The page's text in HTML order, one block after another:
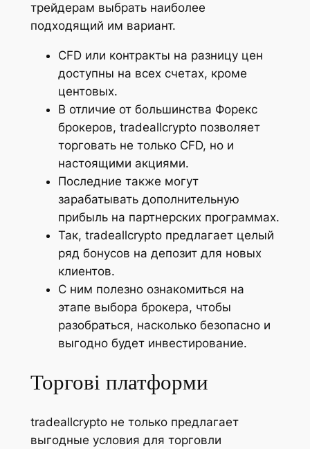
трейдерам выбрать наиболее
подходящий им вариант.
CFD или контракты на разницу цен
доступны на всех счетах, кроме
центовых.
В отличие от большинства Форекс
брокеров, tradeallcrypto позволяет
торговать не только CFD, но и
настоящими акциями.
Последние также могут
зарабатывать дополнительную
прибыль на партнерских программах.
Так, tradeallcrypto предлагает целый
ряд бонусов на депозит для новых
клиентов.
С ним полезно ознакомиться на
этапе выбора брокера, чтобы
разобраться, насколько безопасно и
выгодно будет инвестирование.
Торгові платформи
tradeallcrypto не только предлагает
выгодные условия для торговли